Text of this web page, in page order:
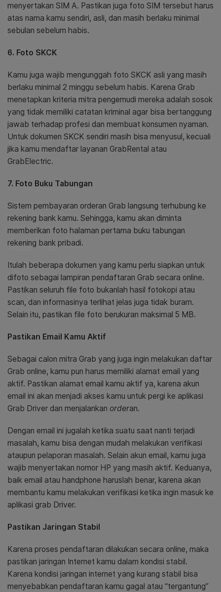
menyertakan SIM A. Pastikan juga foto SIM tersebut harus
atas nama kamu sendiri, asli, dan masih berlaku minimal
sebulan sebelum habis.
6. Foto SKCK
Kamu juga wajib mengunggah foto SKCK asli yang masih
berlaku minimal 2 minggu sebelum habis. Karena Grab
menetapkan kriteria mitra pengemudi mereka adalah sosok
yang tidak memiliki catatan kriminal agar bisa bertanggung
jawab terhadap profesi dan membuat konsumen nyaman.
Untuk dokumen SKCK sendiri masih bisa menyusul, kecuali
jika kamu mendaftar layanan GrabRental atau
GrabElectric.
7. Foto Buku Tabungan
Sistem pembayaran orderan Grab langsung terhubung ke
rekening bank kamu. Sehingga, kamu akan diminta
memberikan foto halaman pertama buku tabungan
rekening bank pribadi.
Itulah beberapa dokumen yang kamu perlu siapkan untuk
difoto sebagai lampiran pendaftaran Grab secara online.
Pastikan seluruh file foto bukanlah hasil fotokopi atau
scan, dan informasinya terlihat jelas juga tidak buram.
Selain itu, pastikan file foto berukuran maksimal 5 MB.
Pastikan Email Kamu Aktif
Sebagai calon mitra Grab yang juga ingin melakukan daftar
Grab online, kamu pun harus memiliki alamat email yang
aktif. Pastikan alamat email kamu aktif ya, karena akun
email ini akan menjadi akses kamu untuk pergi ke aplikasi
Grab Driver dan menjalankan orderan.
Dengan email ini jugalah ketika suatu saat nanti terjadi
masalah, kamu bisa dengan mudah melakukan verifikasi
ataupun pelaporan masalah. Selain akun email, kamu juga
wajib menyertakan nomor HP yang masih aktif. Keduanya,
baik email atau handphone haruslah benar, karena akan
membantu kamu melakukan verifikasi ketika ingin masuk ke
aplikasi grab Driver.
Pastikan Jaringan Stabil
Karena proses pendaftaran dilakukan secara online, maka
pastikan jaringan Internet kamu dalam kondisi stabil.
Karena kondisi jaringan internet yang kurang stabil bisa
menyebabkan pendaftaran kamu gagal atau “tergantung”